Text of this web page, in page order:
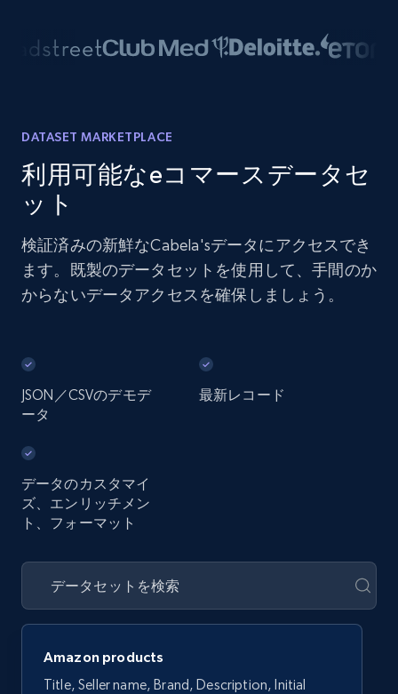
DATASET MARKETPLACE
利用可能なeコマースデータセ
ット
検証済みの新鮮なCabela'sデータにアクセスでき
ます。既製のデータセットを使用して、手間のか
からないデータアクセスを確保しましょう。
JSON／CSVのデモデ
ータ
最新レコード
データのカスタマイ
ズ、エンリッチメン
ト、フォーマット
Amazon products
Title, Seller name, Brand, Description, Initial